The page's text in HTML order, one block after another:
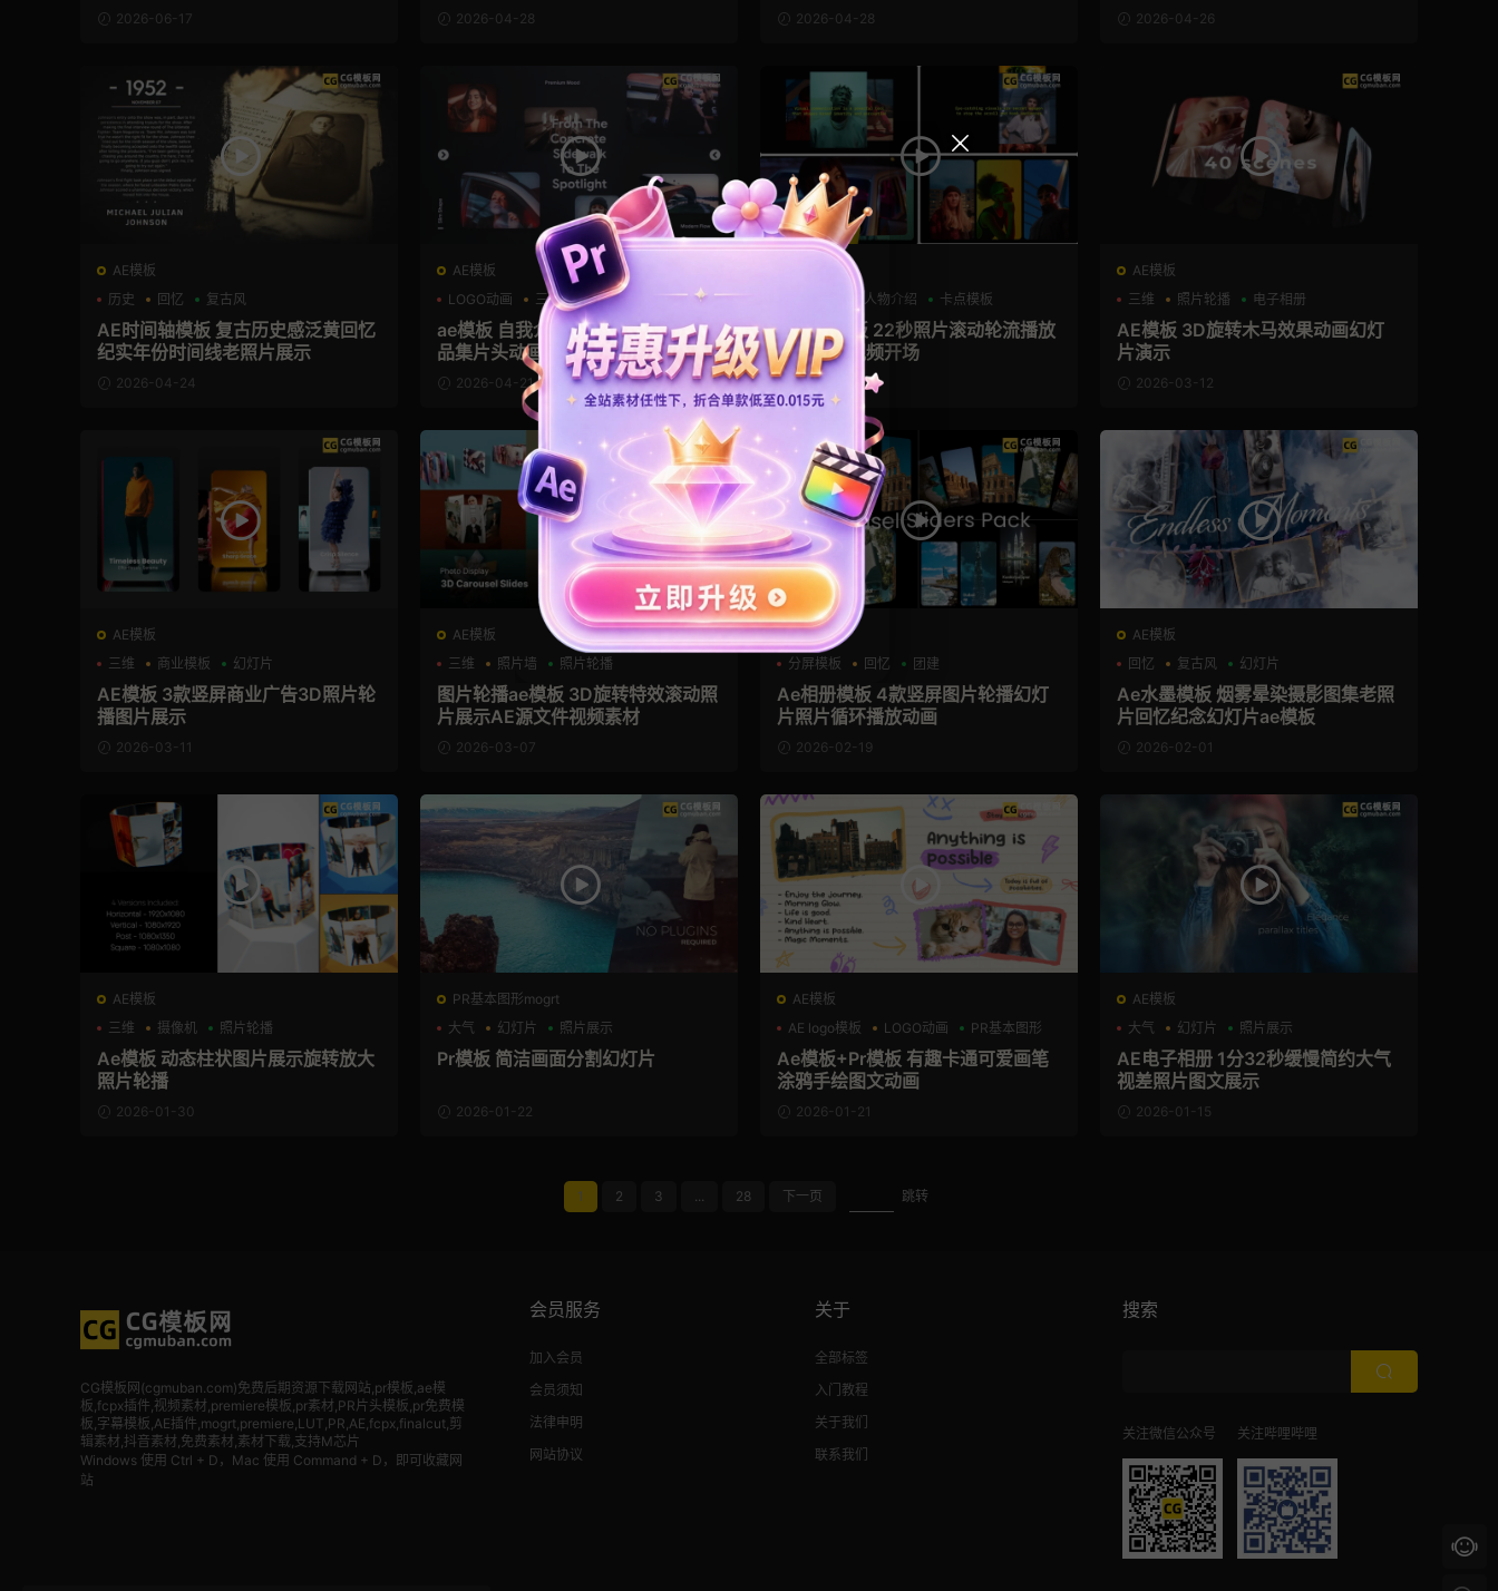
2026-06-17 2026-04-28 2026-04-28 2026-04-26
AE模板
历史
回忆 复古风
AE时间轴模板 复古历史感泛黄回忆
纪实年份时间线老照片展示
2026-04-24
AE模板
LOGO动画
三维 作品集
ae模板 自我介绍图片展示照片墙作
品集片头动画
2026-04-21
人物介绍 卡点模板
ae相册模板 22秒照片滚动轮流播放
翻页展示视频开场
2026-04-11
AE模板
三维
照片轮播 电子相册
AE模板 3D旋转木马效果动画幻灯
片演示
2026-03-12
AE模板
三维
商业模板 幻灯片
AE模板 3款竖屏商业广告3D照片轮
播图片展示
2026-03-11
AE模板
三维
照片墙 照片轮播
图片轮播ae模板 3D旋转特效滚动照
片展示AE源文件视频素材
2026-03-07
AE模板
分屏模板
回忆 团建
Ae相册模板 4款竖屏图片轮播幻灯
片照片循环播放动画
2026-02-19
AE模板
回忆
复古风 幻灯片
Ae水墨模板 烟雾晕染摄影图集老照
片回忆纪念幻灯片ae模板
2026-02-01
AE模板
三维
摄像机 照片轮播
Ae模板 动态柱状图片展示旋转放大
照片轮播
2026-01-30
PR基本图形mogrt
大气
幻灯片 照片展示
Pr模板 简洁画面分割幻灯片
2026-01-22
AE模板
AE logo模板
LOGO动画 PR基本图形
Ae模板+Pr模板 有趣卡通可爱画笔
涂鸦手绘图文动画
2026-01-21
AE模板
大气
幻灯片 照片展示
AE电子相册 1分32秒缓慢简约大气
视差照片图文展示
2026-01-15
1 2 3 ... 28 下一页 跳转
CG模板网(cgmuban.com)免费后期资源下载网站,pr模板,ae模
板,fcpx插件,视频素材,premiere模板,pr素材,PR片头模板,pr免费模
板,字幕模板,AE插件,mogrt,premiere,LUT,PR,AE,fcpx,finalcut,剪
辑素材,抖音素材,免费素材,素材下载,支持M芯片
Windows 使用 Ctrl + D，Mac 使用 Command + D，即可收藏网
站
会员服务
加入会员
会员须知
法律申明
网站协议
关于
全部标签
入门教程
关于我们
联系我们
搜索
关注微信公众号 关注哔哩哔哩